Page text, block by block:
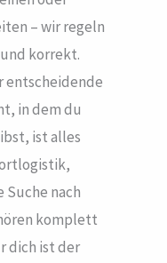
– wir regeln
korrekt.
entscheidende
in dem du
ist alles
nach
komplett
dich ist der